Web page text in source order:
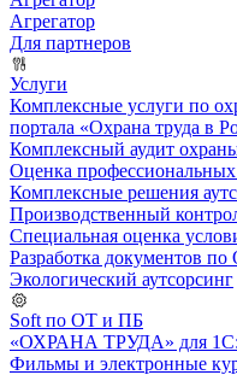
Агрегатор
Для партнеров
Услуги
Комплексные услуги по
портала «Охрана труда в
Комплексный аудит
Оценка
Комплексные решения
Производственный
Специальная оценка
Разработка документов
Экологический аутсорсинг
Soft по ОТ и ПБ
«ОХРАНА ТРУДА» для
Фильмы и электронные